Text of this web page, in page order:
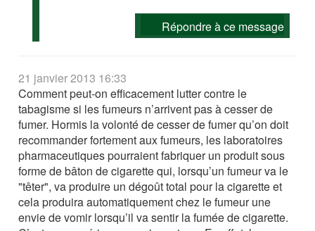
Répondre à ce message
21 janvier 2013 16:33
Comment peut-on efficacement lutter contre le
tabagisme si les fumeurs n’arrivent pas à cesser de
fumer. Hormis la volonté de cesser de fumer qu’on doit
recommander fortement aux fumeurs, les laboratoires
pharmaceutiques pourraient fabriquer un produit sous
forme de bâton de cigarette qui, lorsqu’un fumeur va le
"têter", va produire un dégoût total pour la cigarette et
cela produira automatiquement chez le fumeur une
envie de vomir lorsqu’il va sentir la fumée de cigarette.